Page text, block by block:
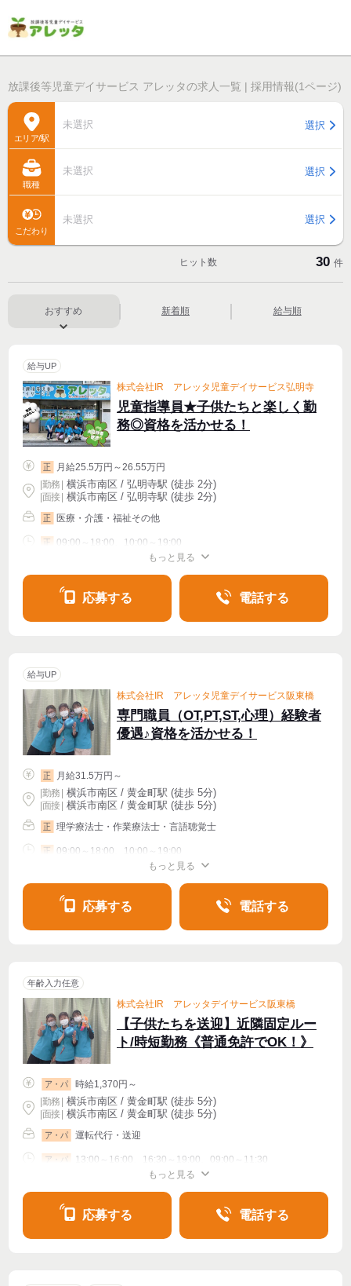
放課後等児童デイサービス アレッタの求人一覧 | 採用情報(1ページ)
エリア/駅
未選択 選択
職種
未選択 選択
こだわり
未選択 選択
ヒット数 30 件
おすすめ 新着順 給与順
給与UP
株式会社IR アレッタ児童デイサービス弘明寺
児童指導員★子供たちと楽しく勤
務◎資格を活かせる！
正
月給25.5万円～26.55万円
|勤務 横浜市南区 / 弘明寺駅 (徒歩 2分)
| 面接 | 横浜市南区 / 弘明寺駅 (徒歩 2分)
正 医療・介護・福祉その他
正 09:00～18:00、10:00～19:00
もっと見る
応募する 電話する
給与UP
株式会社IR アレッタ児童デイサービス阪東橋
専門職員（OT,PT,ST,心理）経験者
優遇♪資格を活かせる！
正
月給31.5万円～
|勤務 横浜市南区 / 黄金町駅 (徒歩 5分)
| 面接 | 横浜市南区 / 黄金町駅 (徒歩 5分)
正 理学療法士・作業療法士・言語聴覚士
正 09:00～18:00、10:00～19:00
もっと見る
応募する 電話する
年齢入力任意
株式会社IR アレッタデイサービス阪東橋
【子供たちを送迎】近隣固定ルー
ト/時短勤務《普通免許でOK！》
ア・パ
時給1,370円～
|勤務 横浜市南区 / 黄金町駅 (徒歩 5分)
| 面接 | 横浜市南区 / 黄金町駅 (徒歩 5分)
ア・パ 運転代行・送迎
ア・パ 13:00～16:00、16:30～19:00、09:00～11:30
もっと見る
応募する 電話する